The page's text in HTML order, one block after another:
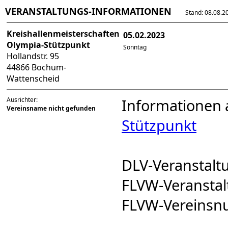
VERANSTALTUNGS-INFORMATIONEN Stand:
Kreishallenmeisterschaften
Olympia-Stützpunkt
Hollandstr. 95
44866 Bochum-
Wattenscheid
05.02.2023
Sonntag
Ausrichter:
Vereinsname nicht gefunden
Informationen
Stützpunkt
DLV-
FLVW-
FLVW-